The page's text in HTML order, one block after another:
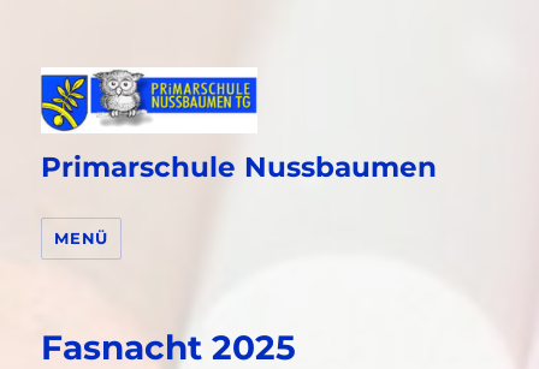
Primarschule Nussbaumen
MENÜ
Fasnacht 2025